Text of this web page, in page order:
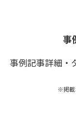
事
事例記事詳細・
※掲載